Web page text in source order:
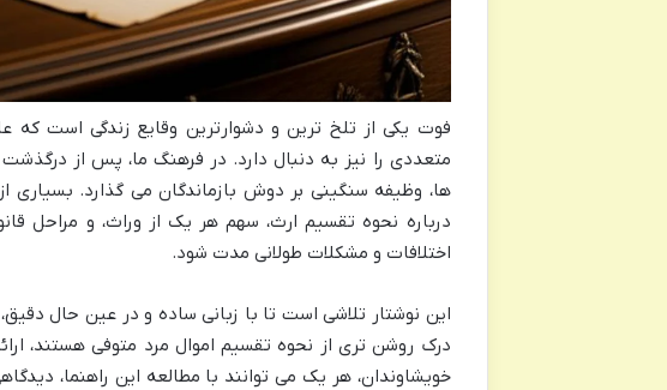
فوت یکی از تلخ ترین و دشوارترین وقایع زندگی است که
متعددی را نیز به دنبال دارد. در فرهنگ ما، پس از
ها، وظیفه سنگینی بر دوش بازماندگان می گذارد. بسیاری
درباره نحوه تقسیم ارث، سهم هر یک از وراث، و مراحل
اختلافات و مشکلات طولانی مدت شود.
این نوشتار تلاشی است تا با زبانی ساده و در عین حال
درک روشن تری از نحوه تقسیم اموال مرد متوفی هستند،
خویشاوندان، هر یک می توانند با مطالعه این راهنما،